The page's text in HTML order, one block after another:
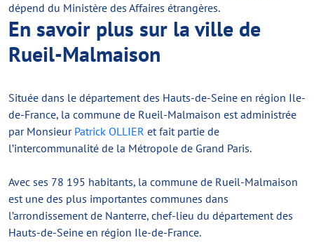
dépend du Ministère des Affaires étrangères.
En savoir plus sur la ville de
Rueil-Malmaison
Située dans le département des Hauts-de-Seine en région Ile-
de-France, la commune de Rueil-Malmaison est administrée
par Monsieur Patrick OLLIER et fait partie de
l’intercommunalité de la Métropole de Grand Paris.
Avec ses 78 195 habitants, la commune de Rueil-Malmaison
est une des plus importantes communes dans
l’arrondissement de Nanterre, chef-lieu du département des
Hauts-de-Seine en région Ile-de-France.